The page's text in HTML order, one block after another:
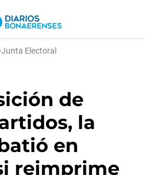
Junta Electoral
de
la
en
reimprime